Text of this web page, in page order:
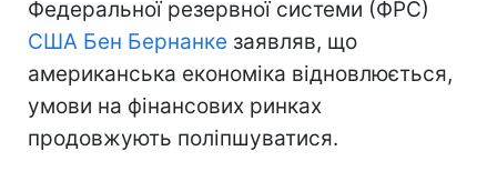
Федеральної резервної системи (ФРС)
США Бен Бернанке заявляв, що
американська економіка відновлюється,
умови на фінансових ринках
продовжують поліпшуватися.